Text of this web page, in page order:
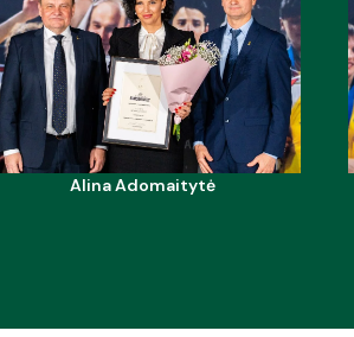
Alina Adomaitytė